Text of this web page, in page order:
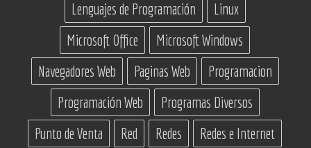
Lenguajes de Programación
Linux
Microsoft Office
Microsoft Windows
Navegadores Web
Paginas Web
Programacion
Programación Web
Programas Diversos
Punto de Venta
Red Redes
Redes e Internet